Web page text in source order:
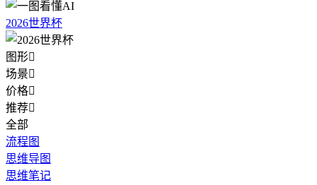
2026世界杯
图形
场景
价格
推荐
全部
流程图
思维导图
思维笔记